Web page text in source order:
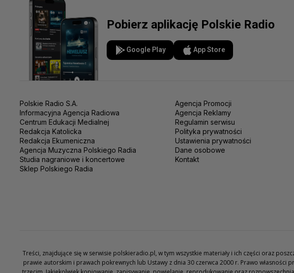
Pobierz aplikację Polskie Radio
Google Play App Store
Polskie Radio S.A.
Informacyjna Agencja Radiowa
Centrum Edukacji Medialnej
Redakcja Katolicka
Redakcja Ekumeniczna
Agencja Muzyczna Polskiego Radia
Studia nagraniowe i koncertowe
Sklep Polskiego Radia
Agencja Promocji
Agencja Reklamy
Regulamin serwisu
Polityka prywatności
Ustawienia prywatności
Dane osobowe
Kontakt
Treści, znajdujące się w serwisie polskieradio.pl, w tym wszystkie materiały i ich części oraz
prawie autorskim i prawach pokrewnych lub Ustawy z dnia 30 czerwca 2000 r. Prawo